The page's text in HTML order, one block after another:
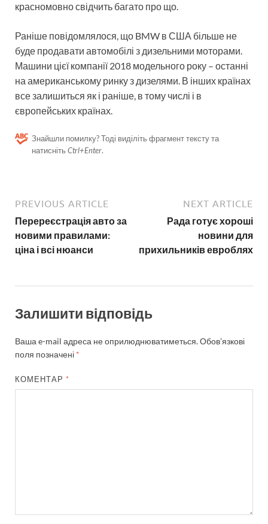
красномовно свідчить багато про що.
Раніше повідомлялося, що BMW в США більше не
буде продавати автомобілі з дизельними моторами.
Машини цієї компанії 2018 модельного року – останні
на американському ринку з дизелями. В інших країнах
все залишиться як і раніше, в тому числі і в
європейських країнах.
Знайшли помилку? Тоді виділіть фрагмент тексту та
натисніть Ctrl+Enter.
PREVIOUS ARTICLE
Перереєстрація авто за
новими правилами:
ціна і всі нюанси
NEXT ARTICLE
Рада готує хороші
новини для
прихильників евроблях
Залишити відповідь
Ваша e-mail адреса не оприлюднюватиметься.Обов’язкові
поля позначені *
КОМЕНТАР *